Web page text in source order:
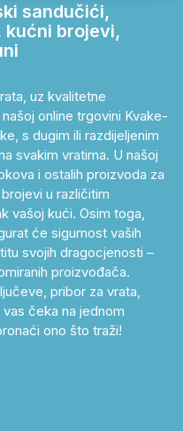
sandučići,
brojevi,
uz kvalitetne
online trgovini Kvake-
s dugim ili razdijeljenim
svakim vratima. U našoj
i ostalih proizvoda za
u različitim
vašoj kući. Osim toga,
će sigurnost vaših
svojih dragocjenosti –
proizvođača.
pribor za vrata,
čeka na jednom
ono što traži!